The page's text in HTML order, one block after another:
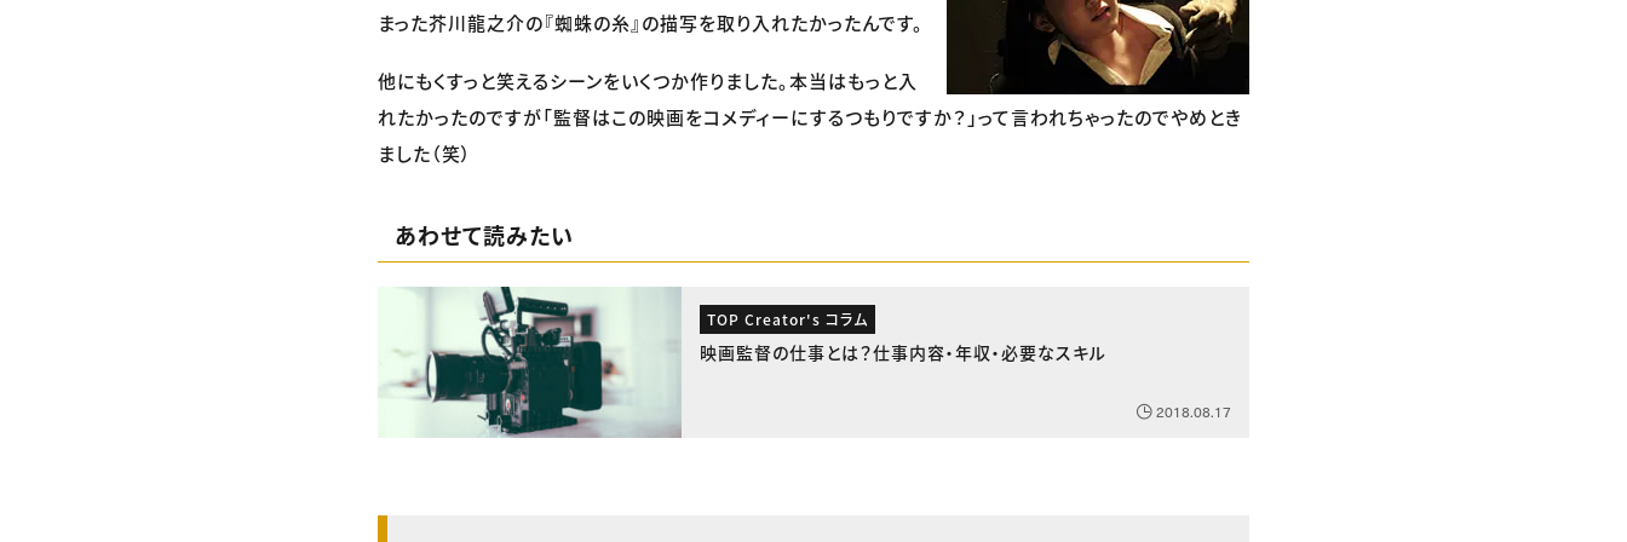
まった芥川龍之介の『蜘蛛の糸』の描写を取り入れたかったんです。
他にもくすっと笑えるシーンをいくつか作りました。本当はもっと入
れたかったのですが「監督はこの映画をコメディーにするつもりですか？」って言われちゃったのでやめとき
ました（笑）
あわせて読みたい
TOP Creator's コラム
映画監督の仕事とは？仕事内容・年収・必要なスキル
2018.08.17